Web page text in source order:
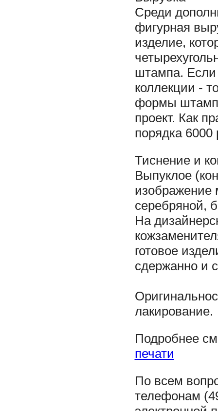
Среди
фигурная
изделие,
штампа.
коллекции -
формы
проект. Как
порядка 6000
Тиснение и
Выпуклое
изображение
серебряной,
На
готовое
сдержанно и
лакирование.
Подробнее
печати
По всем
телефонам